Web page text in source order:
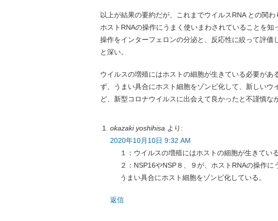
以上が結果の要約だが、これまでウイルスRNA との関
ホストRNAの操作にうまく使いまわされていることを
操作をインターフェロンの分泌と、反応性に絞って評価
と深い。
ウイルスの増殖にはホストの細胞が生きている必要があ
ず、うまい具合にホスト細胞をゾンビ化して、新しいウ
ど、新型コロナウイルスに出会えて良かったと不謹慎な
okazaki yoshihisa より:
2020年10月10日 9:32 AM
１：ウイルスの増殖にはホストの細胞が生きてい
２：NSP16やNSP８、９が、ホストRNAの操作に
うまい具合にホスト細胞をゾンビ化している。
返信